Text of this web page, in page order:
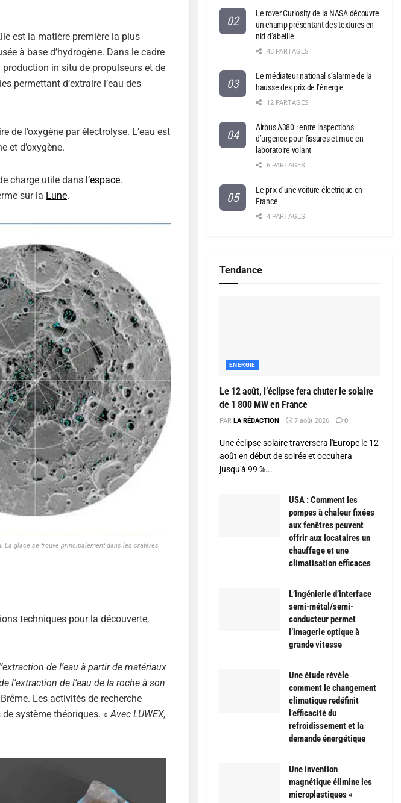
est la matière première la plus
à base d’hydrogène. Dans le cadre
production in situ de propulseurs et de
permettant d’extraire l’eau des
l’oxygène par électrolyse. L’eau est
et d’oxygène.
charge utile dans l’espace.
sur la Lune.
La glace se trouve principalement dans les cratères
techniques pour la découverte,
de l’eau à partir de matériaux
l’extraction de l’eau de la roche à son
Les activités de recherche
système théoriques. « Avec LUWEX,
Le rover Curiosity de la NASA découvre
un champ présentant des textures en
nid d’abeille
48 PARTAGES
Le médiateur national s’alarme de la
hausse des prix de l’énergie
12 PARTAGES
Airbus A380 : entre inspections
d’urgence pour fissures et mue en
laboratoire volant
6 PARTAGES
Le prix d’une voiture électrique en
France
4 PARTAGES
Tendance
ENERGIE
Le 12 août, l’éclipse fera chuter le solaire
de 1 800 MW en France
PAR LA RÉDACTION 7 août 2026 0
Une éclipse solaire traversera l'Europe le 12
août en début de soirée et occultera
jusqu'à 99 %...
USA : Comment les
pompes à chaleur fixées
aux fenêtres peuvent
offrir aux locataires un
chauffage et une
climatisation efficaces
L’ingénierie d’interface
semi-métal/semi-
conducteur permet
l’imagerie optique à
grande vitesse
Une étude révèle
comment le changement
climatique redéfinit
l’efficacité du
refroidissement et la
demande énergétique
Une invention
magnétique élimine les
microplastiques «